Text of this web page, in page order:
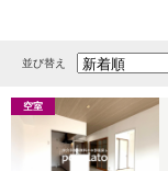
並び替え
空室